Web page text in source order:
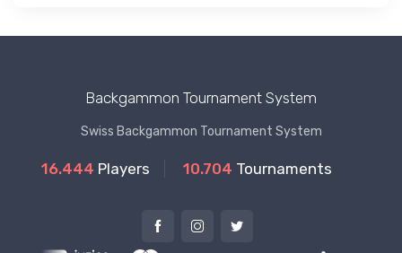
Backgammon Tournament System
Swiss Backgammon Tournament System
16.444 Players 10.704 Tournaments